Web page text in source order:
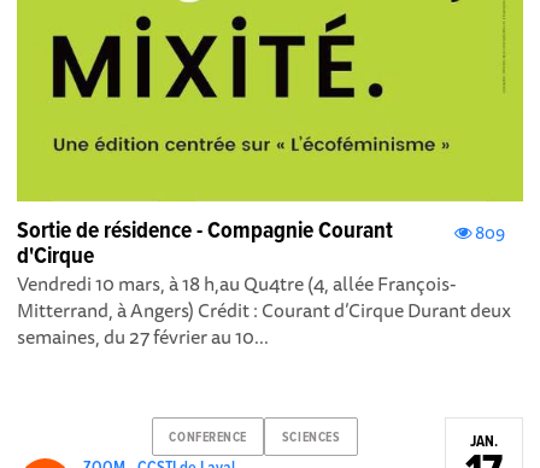
809
Sortie de résidence - Compagnie Courant
d'Cirque
Vendredi 10 mars, à 18 h,au Qu4tre (4, allée François-
Mitterrand, à Angers) Crédit : Courant d’Cirque Durant deux
semaines, du 27 février au 10...
CONFERENCE SCIENCES JAN.